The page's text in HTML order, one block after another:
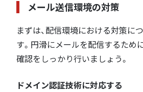
メール送信環境の対策
まずは、配信環境における対策に
す。円滑にメールを配信するため
確認をしっかり行いましょう。
ドメイン認証技術に対応する